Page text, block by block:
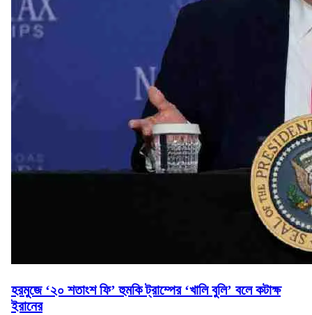
হরমুজে ‘২০ শতাংশ ফি’ হুমকি ট্রাম্পের ‘খালি বুলি’ বলে কটাক্ষ
ইরানের